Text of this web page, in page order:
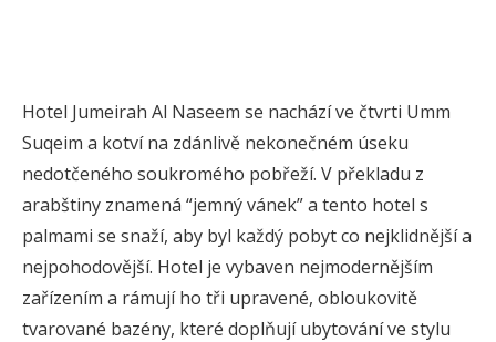
Hotel Jumeirah Al Naseem se nachází ve čtvrti Umm
Suqeim a kotví na zdánlivě nekonečném úseku
nedotčeného soukromého pobřeží. V překladu z
arabštiny znamená “jemný vánek” a tento hotel s
palmami se snaží, aby byl každý pobyt co nejklidnější a
nejpohodovější. Hotel je vybaven nejmodernějším
zařízením a rámují ho tři upravené, obloukovitě
tvarované bazény, které doplňují ubytování ve stylu